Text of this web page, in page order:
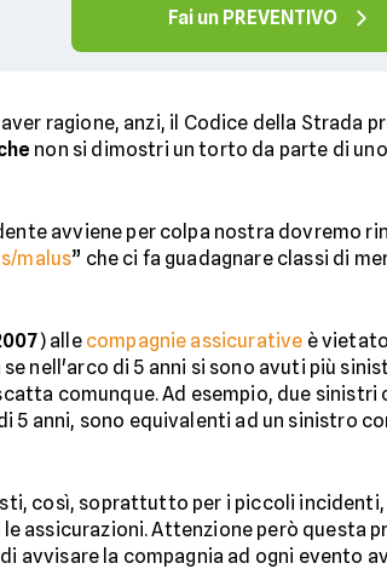
Fai un PREVENTIVO
ragione, anzi, il Codice della Strada
non si dimostri un torto da parte di
avviene per colpa nostra dovremo
malus” che ci fa guadagnare classi di
) alle compagnie assicurative è vietato
nell'arco di 5 anni si sono avuti più
comunque. Ad esempio, due sinistri
5 anni, sono equivalenti ad un sinistro
così, soprattutto per i piccoli incidenti,
assicurazioni. Attenzione però questa
avvisare la compagnia ad ogni evento